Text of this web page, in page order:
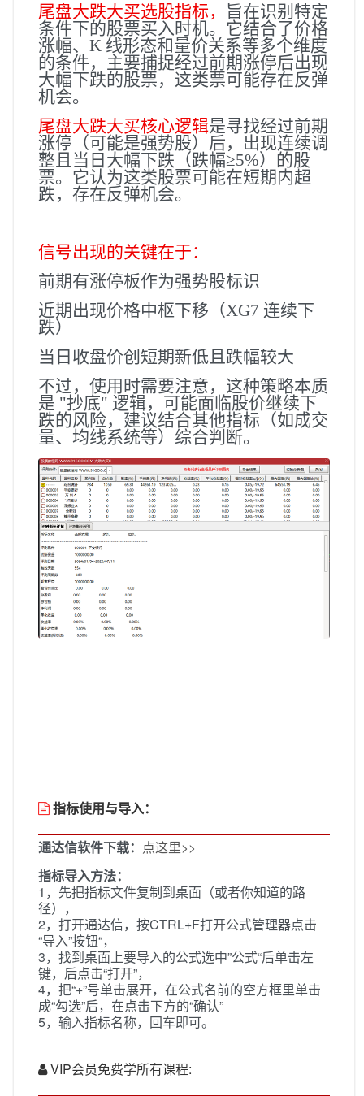
尾盘大跌大买选股指标， 旨在识别特定
条件下的股票买入时机。它结合了价格
涨幅、K 线形态和量价关系等多个维度
的条件，主要捕捉经过前期涨停后出现
大幅下跌的股票，这类票可能存在反弹
机会。
尾盘大跌大买核心逻辑是寻找经过前期
涨停（可能是强势股）后，出现连续调
整且当日大幅下跌（跌幅≥5%）的股
票。它认为这类股票可能在短期内超
跌，存在反弹机会。
信号出现的关键在于：
前期有涨停板作为强势股标识
近期出现价格中枢下移（XG7 连续下
跌）
当日收盘价创短期新低且跌幅较大
不过，使用时需要注意，这种策略本质
是 "抄底" 逻辑，可能面临股价继续下
跌的风险，建议结合其他指标（如成交
量、均线系统等）综合判断。
指标使用与导入：
通达信软件下载： 点这里>>
指标导入方法：
1，先把指标文件复制到桌面（或者你知道的路
径），
2，打开通达信，按CTRL+F打开公式管理器点击
“导入”按钮“，
3，找到桌面上要导入的公式选中”公式“后单击左
键，后点击“打开”，
4，把“+”号单击展开，在公式名前的空方框里单击
成“勾选”后，在点击下方的“确认”
5，输入指标名称，回车即可。
VIP会员免费学所有课程: